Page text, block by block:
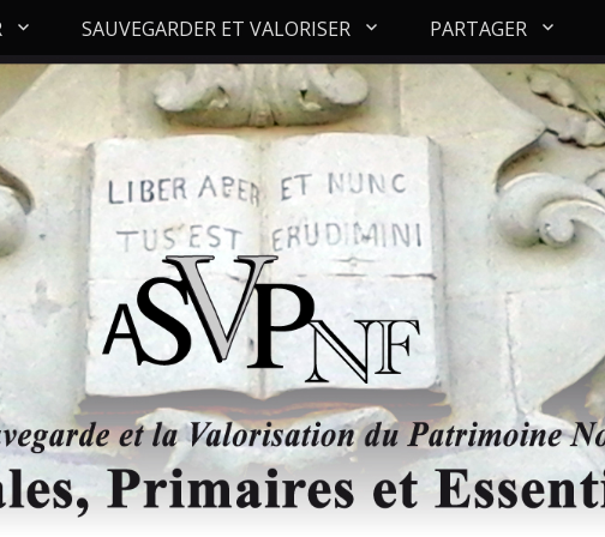
SAUVEGARDER ET VALORISER PARTAGER